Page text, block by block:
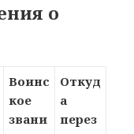
о
Воинс
кое
звани
Откуд
а
перез